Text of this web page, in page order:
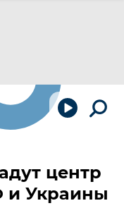
центр
и Украины